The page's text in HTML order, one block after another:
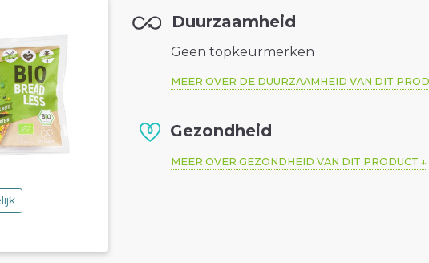
Duurzaamheid
Geen topkeurmerken
MEER OVER DE DUURZAAMHEID VAN DIT
Gezondheid
MEER OVER GEZONDHEID VAN DIT PRODUCT